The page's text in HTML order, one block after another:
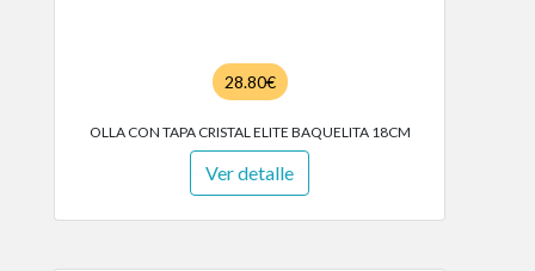
28.80€
OLLA CON TAPA CRISTAL ELITE BAQUELITA 18CM
Ver detalle